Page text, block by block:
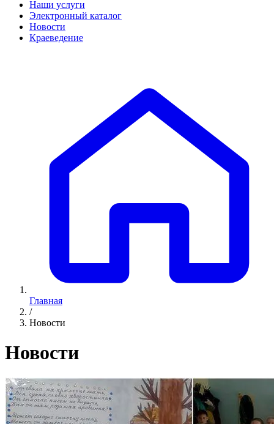
Наши услуги
Электронный каталог
Новости
Краеведение
Главная
/
Новости
Новости